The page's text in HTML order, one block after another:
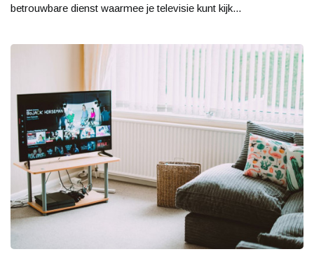
betrouwbare dienst waarmee je televisie kunt kijk...